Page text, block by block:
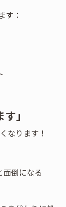
す：
」
なります！
面倒になる